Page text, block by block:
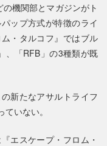
機関部とマガジンがト
ップ方式が特徴のライ
・タルコフ』ではブル
、「RFB」の3種類が既
新たなアサルトライフ
いない。
エスケープ・フロム・